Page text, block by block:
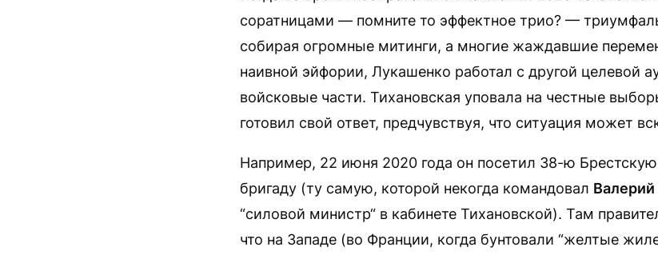
соратницами — помните то эффектное трио? —
собирая огромные митинги, а многие жаждавшие
наивной эйфории, Лукашенко работал с другой целевой
войсковые части. Тихановская уповала на честные
готовил свой ответ, предчувствуя, что ситуация может
Например, 22 июня 2020 года он посетил 38-ю
бригаду (ту самую, которой некогда командовал
“силовой министр“ в кабинете Тихановской). Там
что на Западе (во Франции, когда бунтовали “желтые